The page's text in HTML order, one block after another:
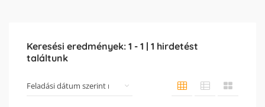
Keresési eredmények: 1 - 1 | 1 hirdetést
találtunk